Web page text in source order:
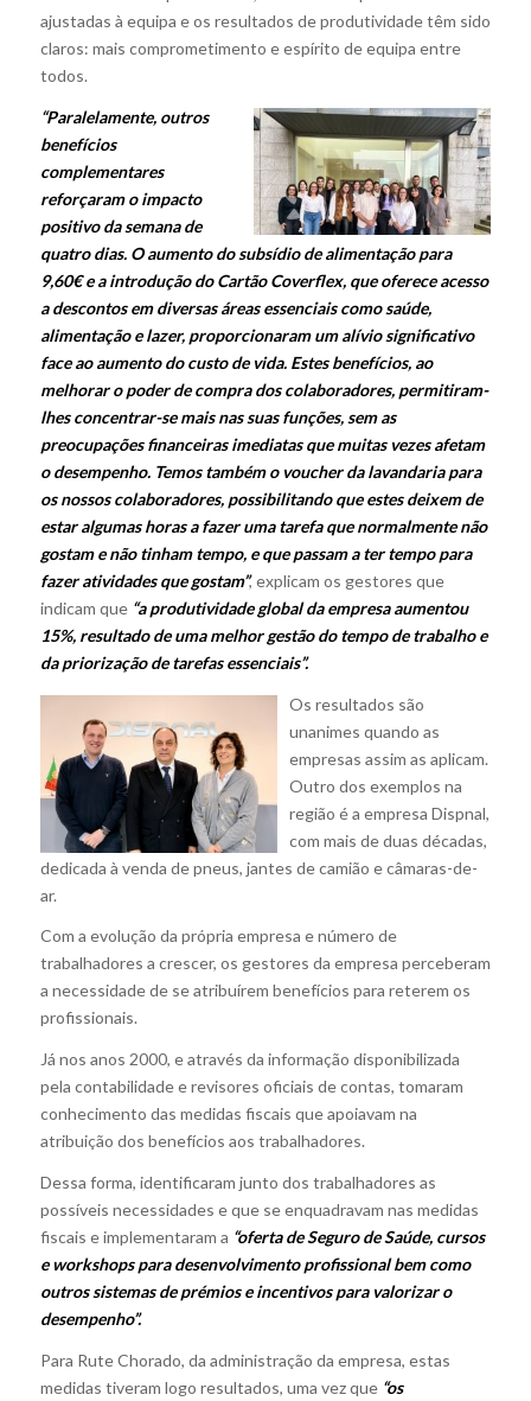
ajustadas à equipa e os resultados de produtividade têm sido
claros: mais comprometimento e espírito de equipa entre
todos.
“Paralelamente, outros
benefícios
complementares
reforçaram o impacto
positivo da semana de
quatro dias. O aumento do subsídio de alimentação para
9,60€ e a introdução do Cartão Coverflex, que oferece acesso
a descontos em diversas áreas essenciais como saúde,
alimentação e lazer, proporcionaram um alívio significativo
face ao aumento do custo de vida. Estes benefícios, ao
melhorar o poder de compra dos colaboradores, permitiram-
lhes concentrar-se mais nas suas funções, sem as
preocupações financeiras imediatas que muitas vezes afetam
o desempenho. Temos também o voucher da lavandaria para
os nossos colaboradores, possibilitando que estes deixem de
estar algumas horas a fazer uma tarefa que normalmente não
gostam e não tinham tempo, e que passam a ter tempo para
fazer atividades que gostam”, explicam os gestores que
indicam que “a produtividade global da empresa aumentou
15%, resultado de uma melhor gestão do tempo de trabalho e
da priorização de tarefas essenciais”.
Os resultados são
unanimes quando as
empresas assim as aplicam.
Outro dos exemplos na
região é a empresa Dispnal,
com mais de duas décadas,
dedicada à venda de pneus, jantes de camião e câmaras-de-
ar.
Com a evolução da própria empresa e número de
trabalhadores a crescer, os gestores da empresa perceberam
a necessidade de se atribuírem benefícios para reterem os
profissionais.
Já nos anos 2000, e através da informação disponibilizada
pela contabilidade e revisores oficiais de contas, tomaram
conhecimento das medidas fiscais que apoiavam na
atribuição dos benefícios aos trabalhadores.
Dessa forma, identificaram junto dos trabalhadores as
possíveis necessidades e que se enquadravam nas medidas
fiscais e implementaram a “oferta de Seguro de Saúde, cursos
e workshops para desenvolvimento profissional bem como
outros sistemas de prémios e incentivos para valorizar o
desempenho”.
Para Rute Chorado, da administração da empresa, estas
medidas tiveram logo resultados, uma vez que “os